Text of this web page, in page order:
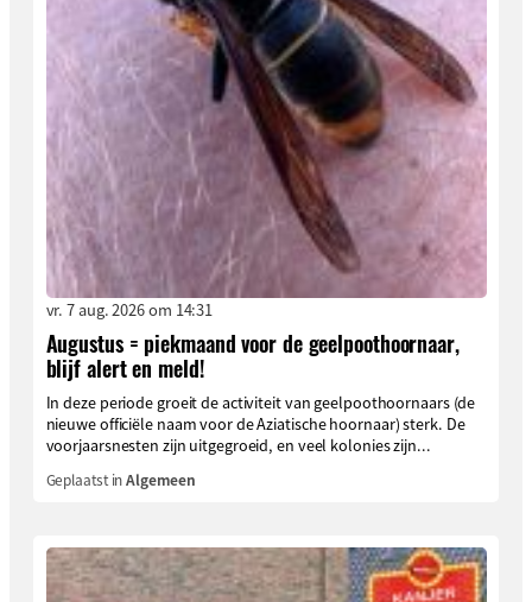
vr. 7 aug. 2026 om 14:31
Augustus = piekmaand voor de geelpoothoornaar,
blijf alert en meld!
In deze periode groeit de activiteit van geelpoothoornaars (de
nieuwe officiële naam voor de Aziatische hoornaar) sterk. De
voorjaarsnesten zijn uitgegroeid, en veel kolonies zijn...
Geplaatst inAlgemeen